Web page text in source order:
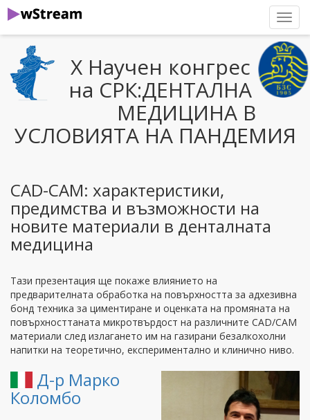
Х Научен конгрес
на СРК:ДЕНТАЛНА
МЕДИЦИНА В
УСЛОВИЯТА НА ПАНДЕМИЯ
CAD-CAM: характеристики,
предимства и възможности на
новите материали в денталната
медицина
Тази презентация ще покаже влиянието на
предварителната обработка на повърхността за адхезивна
бонд техника за циментиране и оценката на промяната на
повърхносттаната микротвърдост на различните CAD/CAM
материали след излагането им на газирани безалкохолни
напитки на теоретично, експериментално и клинично ниво.
Д-р Марко
Коломбо